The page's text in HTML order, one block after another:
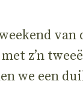
z’n
we een